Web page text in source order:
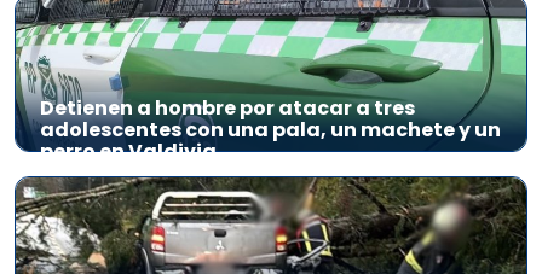
Detienen a hombre por atacar a tres
adolescentes con una pala, un machete y un
perro en Valdivia